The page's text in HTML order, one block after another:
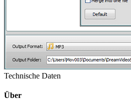
Technische Daten
Über